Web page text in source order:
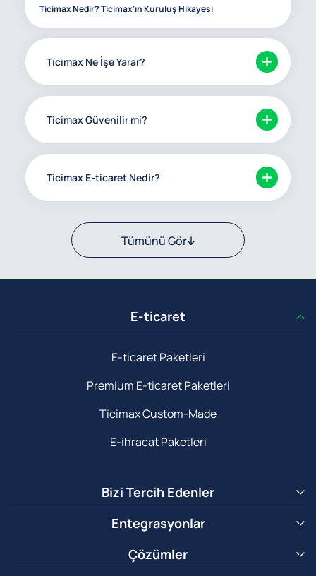
Ticimax Nedir? Ticimax'ın Kuruluş Hikayesi
Ticimax Ne İşe Yarar?
Ticimax Güvenilir mi?
Ticimax E-ticaret Nedir?
Tümünü Gör
E-ticaret
E-ticaret Paketleri
Premium E-ticaret Paketleri
Ticimax Custom-Made
E-ihracat Paketleri
Bizi Tercih Edenler
Entegrasyonlar
Çözümler